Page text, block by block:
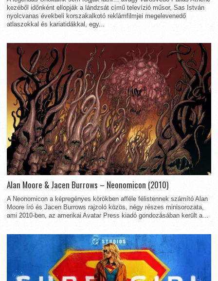
kezéből időnként ellopják a lándzsát című televízió műsor, Sas István
nyolcvanas évekbeli korszakalkotó reklámfilmjei megelevenedő
atlaszokkal és kariatidákkal, egy...
Alan Moore & Jacen Burrows – Neonomicon (2010)
A Neonomicon a képregényes körökben afféle félistennek számító Alan
Moore író és Jacen Burrows rajzoló közös, négy részes minisorozata,
ami 2010-ben, az amerikai Avatar Press kiadó gondozásában került a...